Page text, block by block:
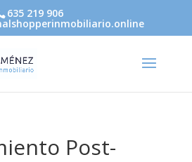
635 219 906
Post-